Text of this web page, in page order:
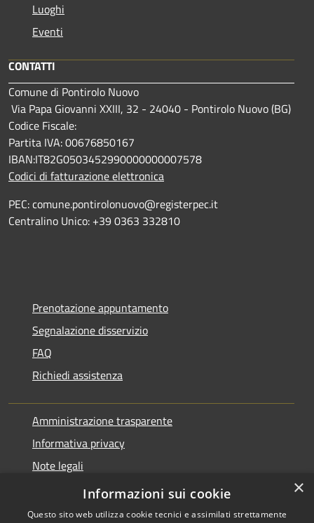
Luoghi
Eventi
CONTATTI
Comune di Pontirolo Nuovo
Via Papa Giovanni XXIII, 32 - 24040 - Pontirolo Nuovo (BG)
Codice Fiscale:
Partita IVA: 00676850167
IBAN:IT82G0503452990000000007578
Codici di fatturazione elettronica
PEC: comune.pontirolonuovo@registerpec.it
Centralino Unico: +39 0363 332810
Prenotazione appuntamento
Segnalazione disservizio
FAQ
Richiedi assistenza
Amministrazione trasparente
Informativa privacy
Note legali
Dichiarazione di accessibilità
×
Informazioni sui cookie
Questo sito web utilizza cookie tecnici e assimilati strettamente